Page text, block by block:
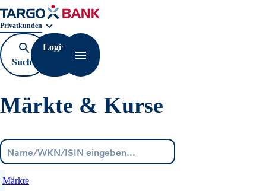
Geschäftsbereichnavigation. Aktuelle Auswahl:
Privatkunden
Suche
öffnen
Login
Navigation öffnen
Märkte & Kurse
Märkte